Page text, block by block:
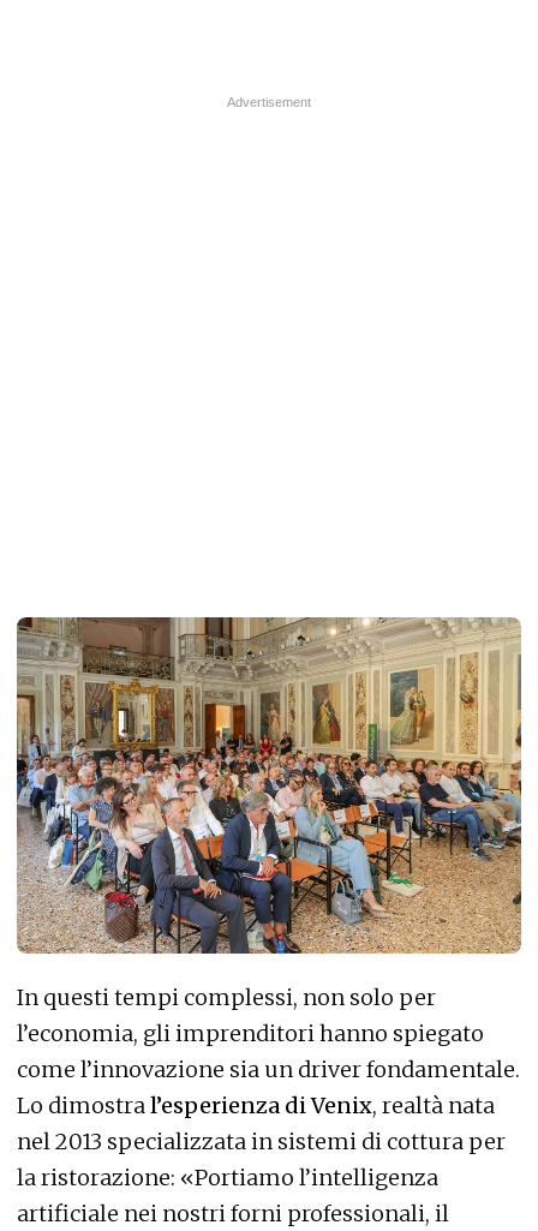
In questi tempi complessi, non solo per
l’economia, gli imprenditori hanno spiegato
come l’innovazione sia un driver fondamentale.
Lo dimostral’esperienza di Venix, realtà nata
nel 2013 specializzata in sistemi di cottura per
la ristorazione: «Portiamo l’intelligenza
artificiale nei nostri forni professionali, il